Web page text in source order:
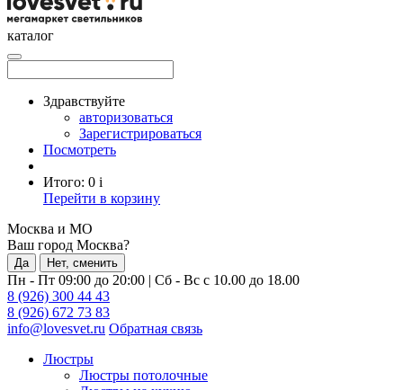
каталог
Здравствуйте
авторизоваться
Зарегистрироваться
Посмотреть
Итого: 0 i
Перейти в корзину
Москва и МО
Ваш город Москва?
Да Нет, сменить
Пн - Пт 09:00 до 20:00 | Сб - Вс с 10.00 до 18.00
8 (926) 300 44 43
8 (926) 672 73 83
info@lovesvet.ru Обратная связь
Люстры
Люстры потолочные